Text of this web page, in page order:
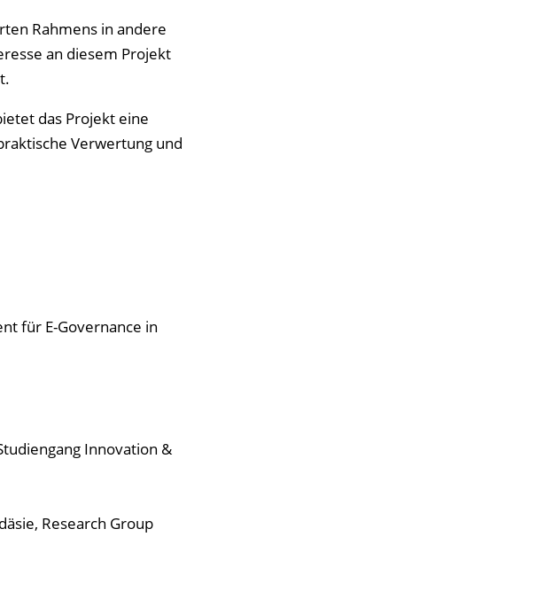
Rahmens in andere
an diesem Projekt
das Projekt eine
Verwertung und
für E-Governance in
Innovation &
Research Group